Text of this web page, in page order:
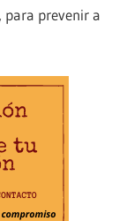
para prevenir a